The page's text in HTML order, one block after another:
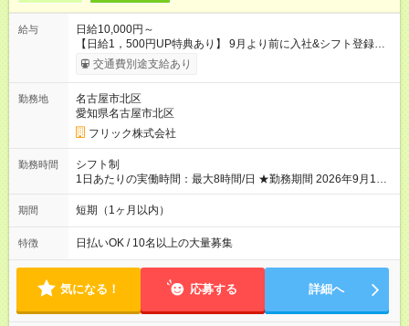
給与
日給10,000円～
【日給1，500円UP特典あり】 9月より前に入社&シフト登録す
ると 期間中(9/16~10/23) の日給がUP! 日給1万1500円でしっか
り稼げます♪ 【試用期間】試用期間なし
交通費別途支給あり
勤務地
名古屋市北区
愛知県名古屋市北区
フリック株式会社
勤務時間
シフト制
1日あたりの実働時間：最大8時間/日 ★勤務期間 2026年9月16日
~2026年10月23日 短期勤務OK! 期間中フル勤務できる方優遇 ※
週3~5日勤務(勤務日数応相談) ※期間前から勤務スタートも可能
※夜勤シフトあり
期間 短期（1ヶ月以内）
特徴 日払いOK / 10名以上の大量募集
気になる！ 応募する 詳細へ